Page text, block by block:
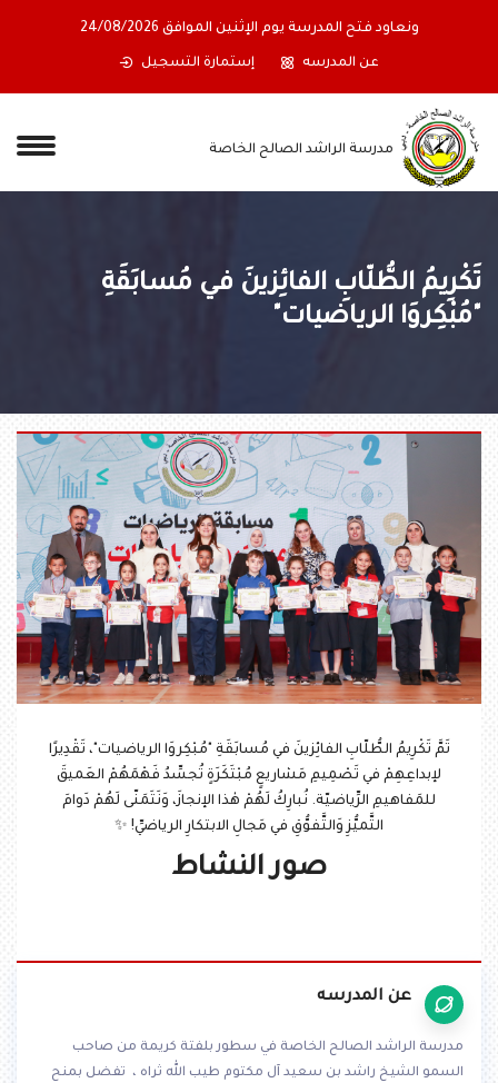
ونعاود فتح المدرسة يوم الإثنين الموافق 24/08/2026
عن المدرسه إستمارة التسجيل
مدرسة الراشد الصالح الخاصة
تَكْرِيمُ الطُّلّابِ الفائِزينَ في مُسابَقَةِ
"مُبْكِروَا الرياضيات"
تَمَّ تَكْرِيمُ الطُّلّابِ الفائِزينَ في مُسابَقَةِ "مُبْكِروَا الرياضيات"، تَقْدِيرًا
لإبداعِهِمْ في تَصْمِيمِ مَشاريعٍ مُبْتَكَرَةٍ تُجسِّدُ فَهْمَهُمْ العَميقَ
للمَفاهيمِ الرِّياضيّة. نُبارِكُ لَهُمْ هٰذا الإنجازَ، وَنَتَمَنّى لَهُمْ دَوامَ
التَّميُّزِ وَالتَّفوُّقِ في مَجالِ الابتكارِ الرياضيِّ! ✨
صور النشاط
عن المدرسه
مدرسة الراشد الصالح الخاصة في سطور بلفتة كريمة من صاحب
السمو الشيخ راشد بن سعيد آل مكتوم طيب الله ثراه ، تفضل بمنح